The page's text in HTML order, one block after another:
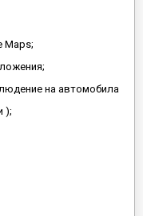
Maps;
на автомобила
);